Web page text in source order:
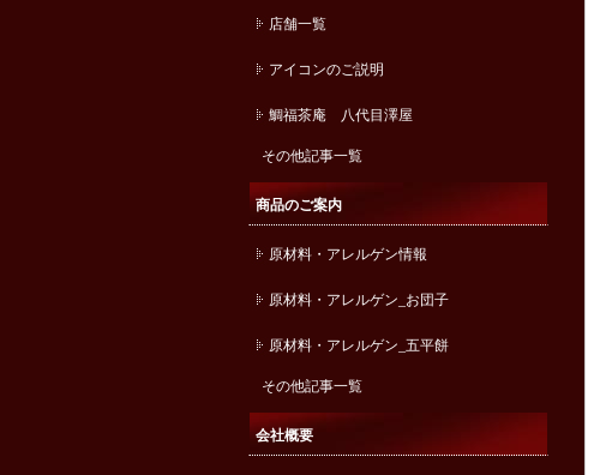
店舗一覧
アイコンのご説明
鯛福茶庵 八代目澤屋
その他記事一覧
商品のご案内
原材料・アレルゲン情報
原材料・アレルゲン_お団子
原材料・アレルゲン_五平餅
その他記事一覧
会社概要